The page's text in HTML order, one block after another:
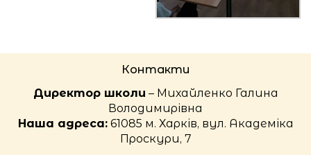
Контакти
Директор школи – Михайленко Галина
Володимирівна
Наша адреса:61085 м. Харків, вул. Академіка
Проскури, 7